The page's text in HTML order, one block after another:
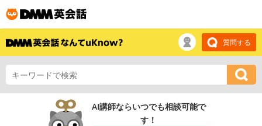
質問する
AI講師ならいつでも相談可能で
す！